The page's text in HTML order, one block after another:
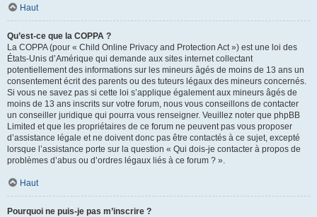
Haut
Qu’est-ce que la COPPA ?
La COPPA (pour « Child Online Privacy and Protection Act ») est une loi des
États-Unis d’Amérique qui demande aux sites internet collectant
potentiellement des informations sur les mineurs âgés de moins de 13 ans un
consentement écrit des parents ou des tuteurs légaux des mineurs concernés.
Si vous ne savez pas si cette loi s’applique également aux mineurs âgés de
moins de 13 ans inscrits sur votre forum, nous vous conseillons de contacter
un conseiller juridique qui pourra vous renseigner. Veuillez noter que phpBB
Limited et que les propriétaires de ce forum ne peuvent pas vous proposer
d’assistance légale et ne doivent donc pas être contactés à ce sujet, excepté
lorsque l’assistance porte sur la question « Qui dois-je contacter à propos de
problèmes d’abus ou d’ordres légaux liés à ce forum ? ».
Haut
Pourquoi ne puis-je pas m’inscrire ?